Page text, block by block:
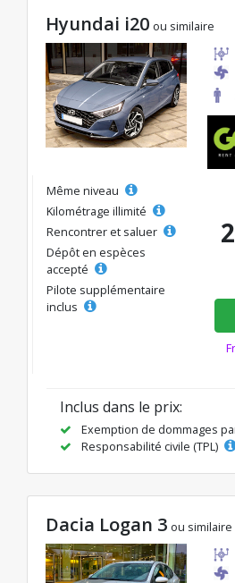
Hyundai i20 ou similaire
Même niveau
Kilométrage illimité
Rencontrer et saluer
Dépôt en espèces
accepté
Pilote supplémentaire
inclus
Inclus dans le prix:
Exemption de dommages
Responsabilité civile (TPL)
Dacia Logan 3 ou similaire